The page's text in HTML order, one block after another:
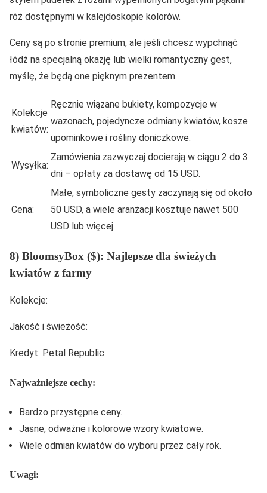
róż dostępnymi w kalejdoskopie kolorów.
Ceny są po stronie premium, ale jeśli chcesz wypchnąć
łódź na specjalną okazję lub wielki romantyczny gest,
myślę, że będą one pięknym prezentem.
Kolekcje
kwiatów:
Ręcznie wiązane bukiety, kompozycje w
wazonach, pojedyncze odmiany kwiatów, kosze
upominkowe i rośliny doniczkowe.
Wysyłka:
Zamówienia zazwyczaj docierają w ciągu 2 do 3
dni – opłaty za dostawę od 15 USD.
Cena:
Małe, symboliczne gesty zaczynają się od około
50 USD, a wiele aranżacji kosztuje nawet 500
USD lub więcej.
8) BloomsyBox ($): Najlepsze dla świeżych
kwiatów z farmy
Kolekcje:
Jakość i świeżość:
Kredyt: Petal Republic
Najważniejsze cechy:
Bardzo przystępne ceny.
Jasne, odważne i kolorowe wzory kwiatowe.
Wiele odmian kwiatów do wyboru przez cały rok.
Uwagi: